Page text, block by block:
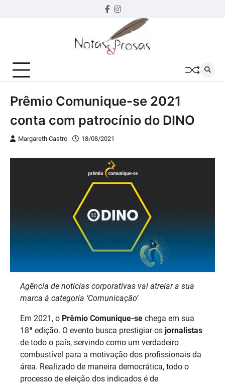
Facebook
instagram
Prêmio Comunique-se 2021
conta com patrocínio do DINO
Margareth Castro 18/08/2021
Agência de notícias corporativas vai atrelar a sua
marca à categoria ‘Comunicação’
Em 2021, o Prêmio Comunique-se chega em sua
18ª edição. O evento busca prestigiar os jornalistas
de todo o país, servindo como um verdadeiro
combustível para a motivação dos profissionais da
área. Realizado de maneira democrática, todo o
processo de eleição dos indicados é de